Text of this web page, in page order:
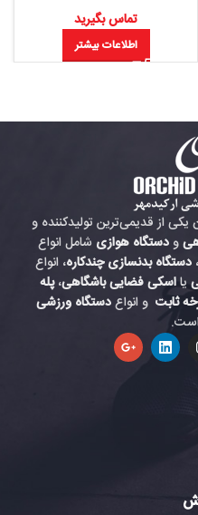
تماس بگیرید
اطلاعات بیشتر
یکی از قدیمی‌ترین تولیدکننده و
ودستگاه هوازی شامل انواع
، دستگاه بدنسازی چندکاره، انواع
یااسکی فضایی باشگاهی،پله
ثابت و انواعدستگاه ورزشی